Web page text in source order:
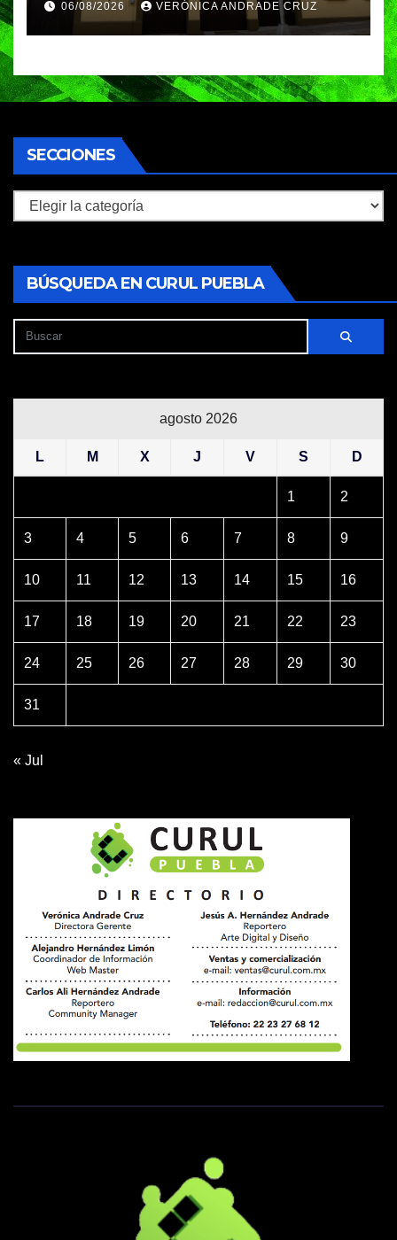
seguir operando: Armenta
06/08/2026 VERÓNICA ANDRADE CRUZ
SECCIONES
Secciones
BÚSQUEDA EN CURUL PUEBLA
agosto 2026
L M X J V S D
1 2
3 4 5 6 7 8 9
10 11 12 13 14 15 16
17 18 19 20 21 22 23
24 25 26 27 28 29 30
31
« Jul